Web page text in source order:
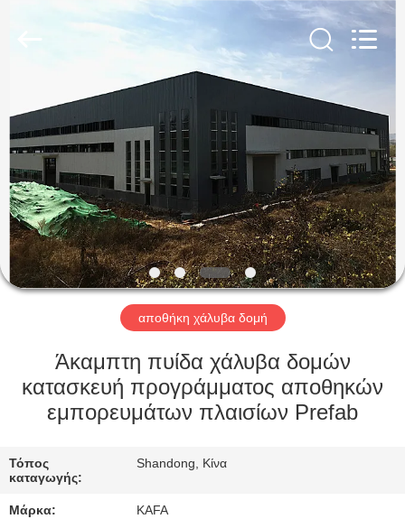
ΑΡΧΙΚΉ
ΠΡΟΪΌΝΤΑ
ΒΊΝΤΕΟ
ΕΚΠΟΜΠΉ
VR
ΣΧΕΤΙΚΆ
ΜΕ
ΕΜΆΣ
ΞΕΝΆΓΗΣΗ
ΣΤΟ
αποθήκη χάλυβα δομή
Άκαμπτη πυίδα χάλυβα δομών
κατασκευή προγράμματος αποθηκών
εμπορευμάτων πλαισίων Prefab
Τόπος
καταγωγής:
Shandong, Κίνα
Μάρκα: KAFA